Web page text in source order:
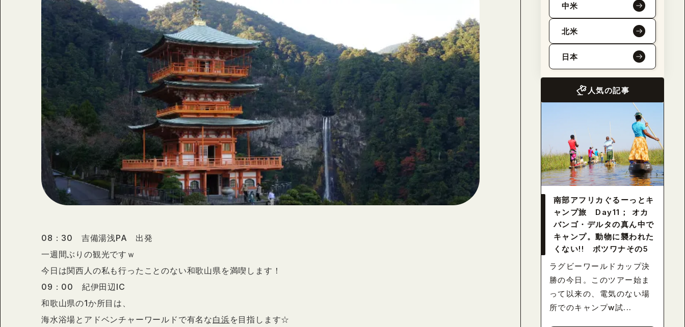
08：30 吉備湯浅PA 出発
一週間ぶりの観光ですｗ
今日は関西人の私も行ったことのない和歌山県を満喫します！
09：00 紀伊田辺IC
和歌山県の1か所目は、
海水浴場とアドベンチャーワールドで有名な白浜を目指します☆
中米
北米
日本
人気の記事
南部アフリカぐるーっとキ
ャンプ旅 Day11； オカ
バンゴ・デルタの真ん中で
キャンプ。動物に襲われた
くない!! ボツワナその5
ラグビーワールドカップ決
勝の今日。このツアー始ま
って以来の、電気のない場
所でのキャンプw試...